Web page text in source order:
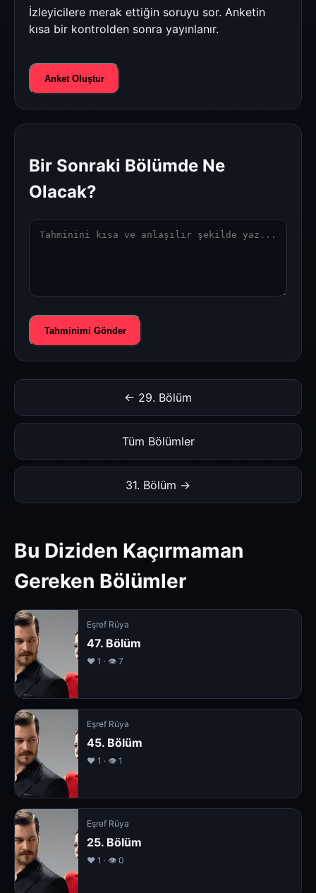
İzleyicilere merak ettiğin soruyu sor. Anketin
kısa bir kontrolden sonra yayınlanır.
Anket Oluştur
Bir Sonraki Bölümde Ne
Olacak?
Tahminimi Gönder
← 29. Bölüm
Tüm Bölümler
31. Bölüm →
Bu Diziden Kaçırmaman
Gereken Bölümler
Eşref Rüya
47. Bölüm
❤️ 1 · 👁 7
Eşref Rüya
45. Bölüm
❤️ 1 · 👁 1
Eşref Rüya
25. Bölüm
❤️ 1 · 👁 0